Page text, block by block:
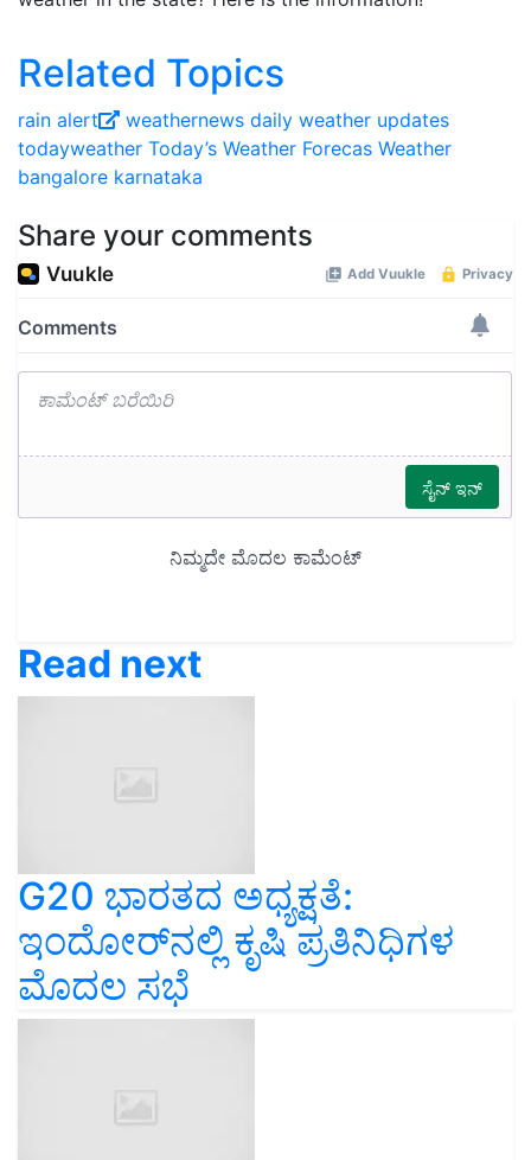
Related Topics
rain alert weathernews daily weather updates
todayweather Today’s Weather Forecas Weather
bangalore karnataka
Share your comments
Read next
G20 ಭಾರತದ ಅಧ್ಯಕ್ಷತೆ:
ಇಂದೋರ್‌ನಲ್ಲಿ ಕೃಷಿ ಪ್ರತಿನಿಧಿಗಳ
ಮೊದಲ ಸಭೆ